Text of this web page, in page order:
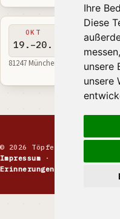
Ihre
Diese
unsere
unsere
OKT
19.–20.
81247 München · Bayern ·
© 2026 Töpfermarkt ·
Impressum ·
Erinnerungen